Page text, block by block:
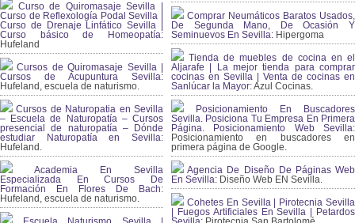
Curso de Quiromasaje Sevilla |
Curso de Reflexología Podal Sevilla |
Curso de Drenaje Linfático Sevilla |
Curso básico de Homeopatía:
Hufeland
Cursos de Quiromasaje Sevilla |
Cursos de Acupuntura Sevilla:
Hufeland, escuela de naturismo.
Cursos de Naturopatia en Sevilla
– Escuela de Naturopatía – Cursos
presencial de naturopatía – Dónde
estudiar Naturopatía en Sevilla:
Hufeland.
Academia En Sevilla
Especializada En Cursos De
Formación En Flores De Bach:
Hufeland, escuela de naturismo.
Comprar Neumáticos Baratos Usados,
De Segunda Mano, De Ocasión Y
Seminuevos En Sevilla: Hipergoma
Tienda de muebles de cocina en el
Aljarafe | La mejor tienda para comprar
cocinas en Sevilla | Venta de cocinas en
Sanlúcar la Mayor:Azul Cocinas.
Posicionamiento En Buscadores
Sevilla. Posiciona Tu Empresa En Primera
Página. Posicionamiento Web Sevilla:
Posicionamiento en buscadores en
primera página de Google.
Agencia De Diseño De Páginas Web
En Sevilla: Diseño Web EN Sevilla.
Cohetes En Sevilla | Pirotecnia Sevilla
| Fuegos Artificiales En Sevilla | Petardos